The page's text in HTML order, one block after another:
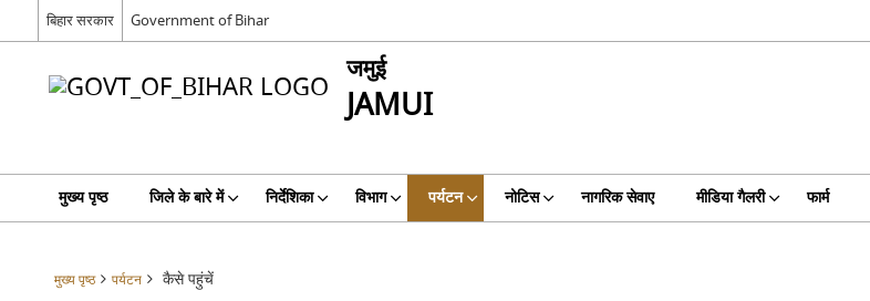
बिहार सरकार Government of Bihar
जमुई
JAMUI
मुख्य पृष्ठ जिले के बारे में निर्देशिका विभाग पर्यटन नोटिस नागरिक सेवाए मीडिया गैलरी फार्म
मुख्य पृष्ठ पर्यटन कैसे पहुंचें